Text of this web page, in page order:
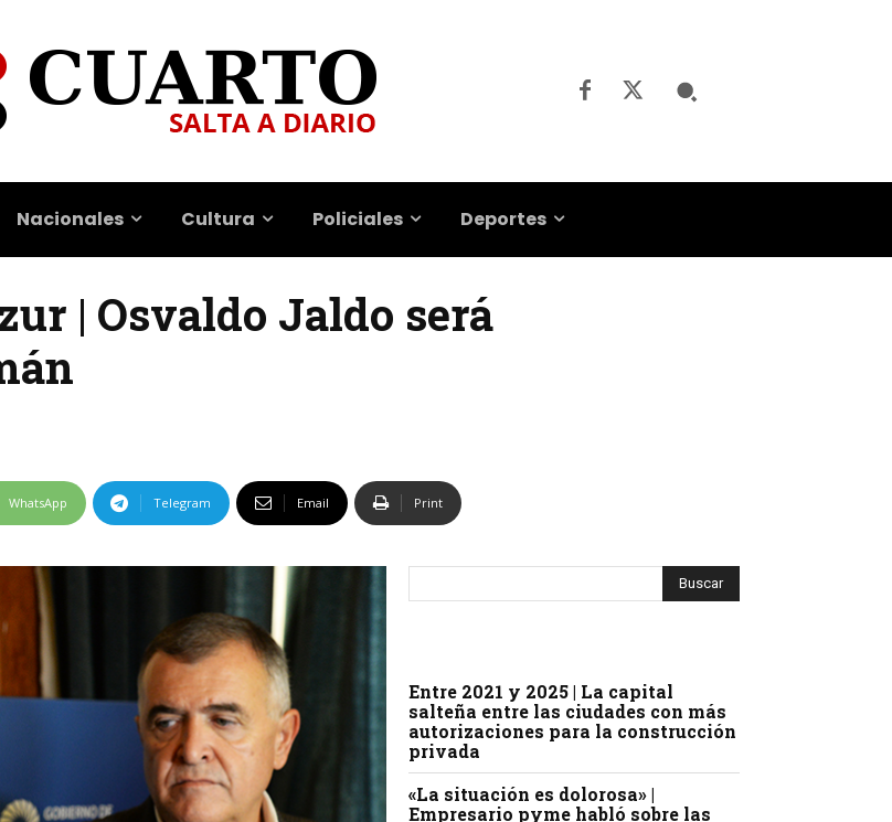
Nacionales Cultura Policiales Deportes
| Osvaldo Jaldo será
WhatsApp Telegram Email Print
Entre 2021 y 2025 | La capital
salteña entre las ciudades con más
autorizaciones para la construcción
privada
«La situación es dolorosa» |
Empresario pyme habló sobre las